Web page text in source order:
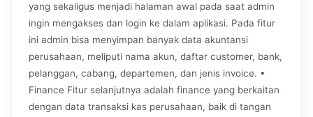
yang sekaligus menjadi halaman awal pada saat admin
ingin mengakses dan login ke dalam aplikasi. Pada fitur
ini admin bisa menyimpan banyak data akuntansi
perusahaan, meliputi nama akun, daftar customer, bank,
pelanggan, cabang, departemen, dan jenis invoice. •
Finance Fitur selanjutnya adalah finance yang berkaitan
dengan data transaksi kas perusahaan, baik di tangan